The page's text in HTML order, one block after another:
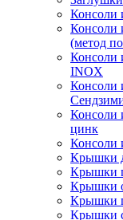
Консоли
Консоли
(метод
Консоли
INOX
Консоли
Консоли
цинк
Консоли
Крышки
Крышки
Крышки
Крышки
Крышки